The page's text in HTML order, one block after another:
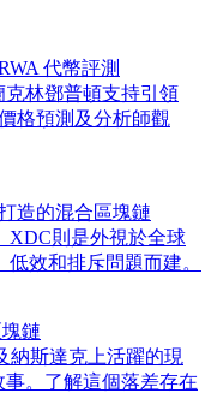
代幣評測
克林鄧普頓支持引領
格預測及分析師觀
造的混合區塊鏈
XDC則是外視於全球
效和排斥問題而建。
鏈
納斯達克上活躍的現
。了解這個落差存在